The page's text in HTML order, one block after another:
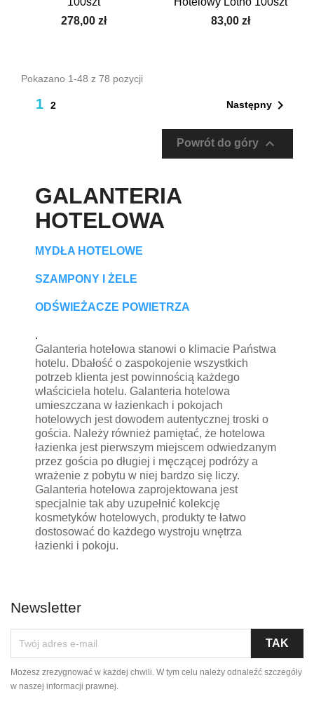
278,00 zł
83,00 zł
Pokazano 1-48 z 78 pozycji
1 2 Następny 
Powrót do góry 
GALANTERIA
HOTELOWA
MYDŁA HOTELOWE
SZAMPONY I ŻELE
ODŚWIEŻACZE POWIETRZA
.
Galanteria hotelowa stanowi o klimacie Państwa
hotelu. Dbałość o zaspokojenie wszystkich
potrzeb klienta jest powinnością każdego
właściciela hotelu. Galanteria hotelowa
umieszczana w łazienkach i pokojach
hotelowych jest dowodem autentycznej troski o
gościa. Należy również pamiętać, że hotelowa
łazienka jest pierwszym miejscem odwiedzanym
przez gościa po długiej i męczącej podróży a
wrażenie z pobytu w niej bardzo się liczy.
Galanteria hotelowa zaprojektowana jest
specjalnie tak aby uzupełnić kolekcję
kosmetyków hotelowych, produkty te łatwo
dostosować do każdego wystroju wnętrza
łazienki i pokoju.
Newsletter
Możesz zrezygnować w każdej chwili. W tym celu należy odnaleźć szczegóły
w naszej informacji prawnej.